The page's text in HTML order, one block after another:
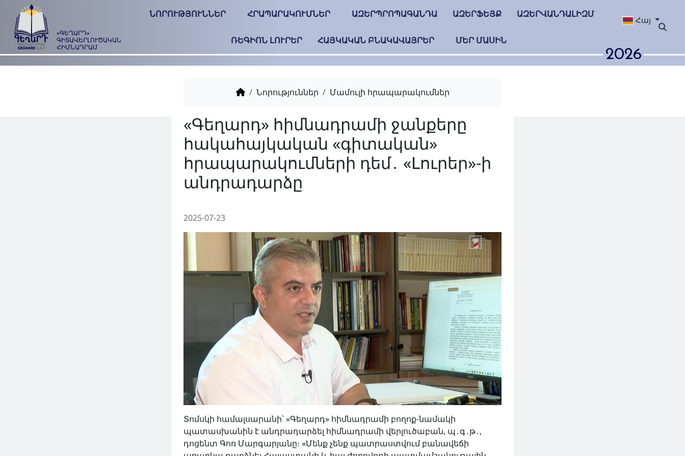
«ԳԵՂԱՐԴ»
ԳԻՏԱՎԵՐԼՈՒԾԱԿԱՆ
ՀԻՄՆԱԴՐԱՄ
ՆՈՐՈՒԹՅՈՒՆՆԵՐ ՀՐԱՊԱՐԱԿՈՒՄՆԵՐ ԱԶԵՐՊՐՈՊԱԳԱՆԴԱ ԱԶԵՐՖԵՅՔ ԱԶԵՐՎԱՆԴԱԼԻԶՄ
ՌԵԳԻՈՆ ԼՈՒՐԵՐ ՀԱՅԿԱԿԱՆ ԲՆԱԿԱՎԱՅՐԵՐ ՄԵՐ ՄԱՍԻՆ
Հայ
2026
Նորություններ Մամուլի հրապարակումներ
«Գեղարդ» հիմնադրամի ջանքերը
հակահայկական «գիտական»
անդրադարձը
2025-07-23
Տոմսկի համալսարանի՝ «Գեղարդ» հիմնադրամի բողոք-նամակի
պատասխանին է անդրադարձել հիմնադրամի վերլուծաբան, պ․գ․թ․,
դոցենտ Գոռ Մարգարյանը։ «Մենք չենք պատրաստվում բանավեճի